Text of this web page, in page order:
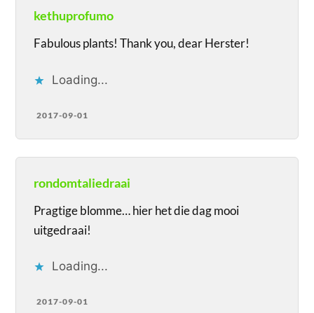
kethuprofumo
Fabulous plants! Thank you, dear Herster!
Loading...
2017-09-01
rondomtaliedraai
Pragtige blomme… hier het die dag mooi
uitgedraai!
Loading...
2017-09-01